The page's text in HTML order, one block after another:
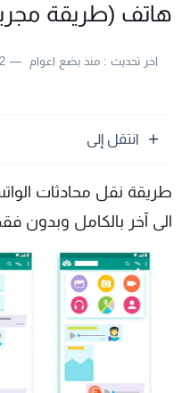
هاتف (طريقة
اخر تحديث :منذ بضع اعوام 12
انتقل إلى
طريقة نقل محادثات
الى آخر بالكامل وبدون